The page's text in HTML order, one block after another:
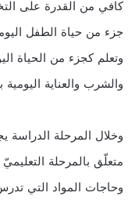
كافي من القدرة على
جزء من حياة الطفل
وتعلم كجزء من الحياة
والشرب والعناية
وخلال المرحلة
متعلّق بالمرحلة
وحاجات المواد التي